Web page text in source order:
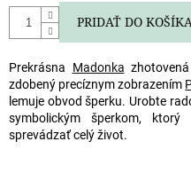
PRIDAŤ DO
Prekrásna Madonka
zdobený precíznym zobrazením
lemuje obvod šperku. Urobte
symbolickým šperkom,
sprevádzať celý život.